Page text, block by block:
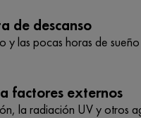
de descanso
y las pocas horas de
factores externos
la radiación UV y otros